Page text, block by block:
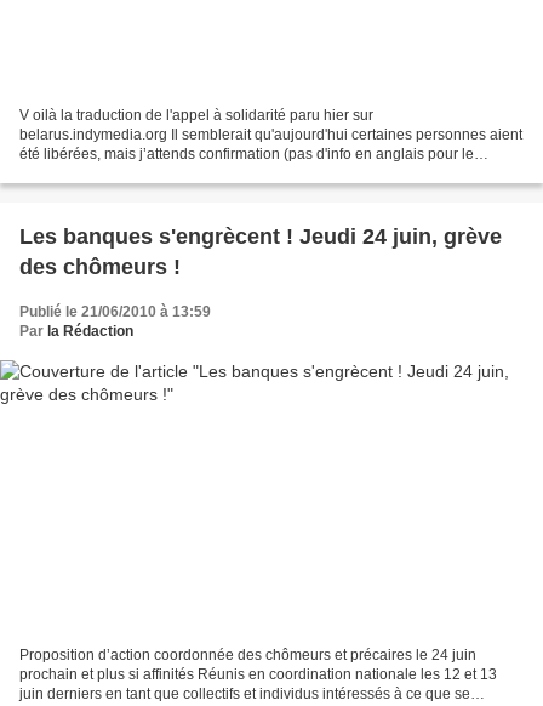
V oilà la traduction de l'appel à solidarité paru hier sur
belarus.indymedia.org Il semblerait qu'aujourd'hui certaines personnes aient
été libérées, mais j’attends confirmation (pas d'info en anglais pour le
Les banques s'engrècent ! Jeudi 24 juin, grève
des chômeurs !
Publié le 21/06/2010 à 13:59
Par la Rédaction
Proposition d’action coordonnée des chômeurs et précaires le 24 juin
prochain et plus si affinités Réunis en coordination nationale les 12 et 13
juin derniers en tant que collectifs et individus intéressés à ce que se